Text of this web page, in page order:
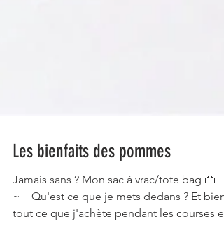
Les bienfaits des pommes
Jamais sans ? Mon sac à vrac/tote bag 👜⠀
~⠀ Qu'est ce que je mets dedans ? Et bien